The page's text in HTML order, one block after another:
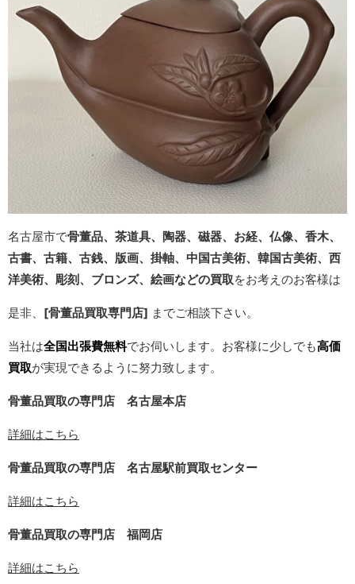
名古屋市で骨董品、茶道具、陶器、磁器、お経、仏像、香木、
古書、古籍、 古銭、版画、 掛軸、 中国古美術、韓国古美術、西
洋美術、彫刻、ブロンズ、 絵画などの買取をお考えのお客様は
是非、 [骨董品買取専門店] までご相談下さい。
当社は全国出張費無料でお伺いします。お客様に少しでも高価
買取が実現できるように努力致します。
骨董品買取の専門店 名古屋本店
詳細はこちら
骨董品買取の専門店 名古屋駅前買取センター
詳細はこちら
骨董品買取の専門店 福岡店
詳細はこちら